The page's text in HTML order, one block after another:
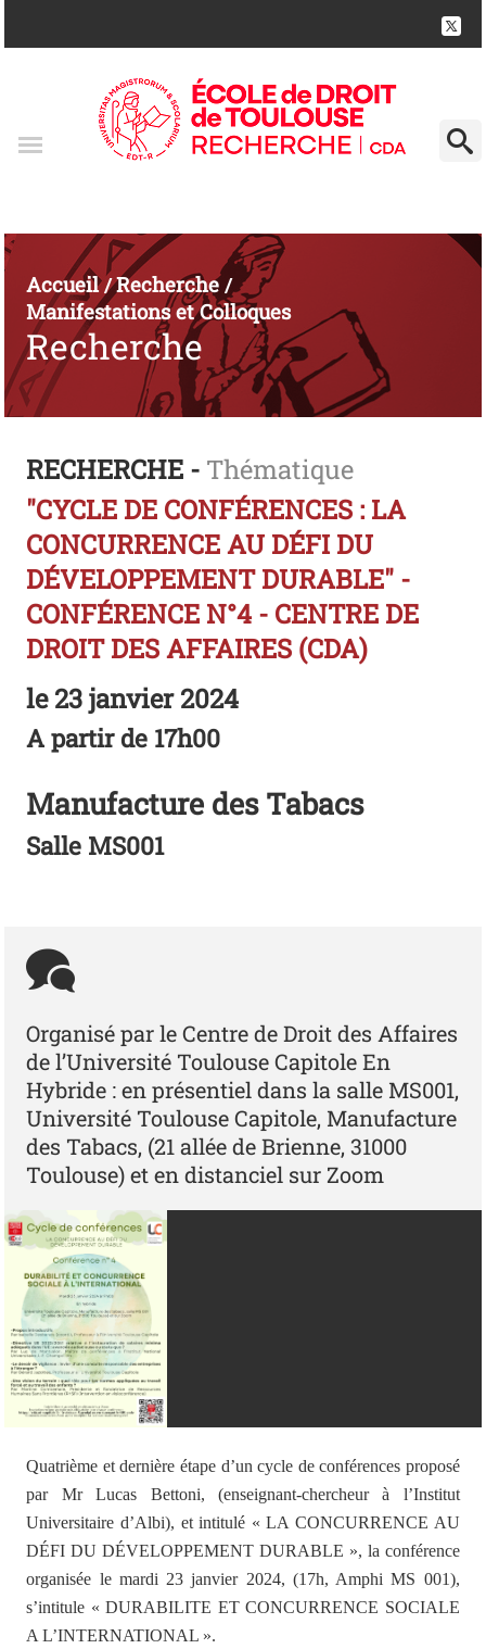
Accueil/Recherche/
Manifestations et Colloques
Recherche
RECHERCHE - Thématique
"CYCLE DE CONFÉRENCES : LA
CONCURRENCE AU DÉFI DU
DÉVELOPPEMENT DURABLE" -
CONFÉRENCE N°4 - CENTRE DE
DROIT DES AFFAIRES (CDA)
le23 janvier 2024
A partir de 17h00
Manufacture des Tabacs
Salle MS001
Organisé par le Centre de Droit des Affaires
de l’Université Toulouse Capitole En
Hybride : en présentiel dans la salle MS001,
Université Toulouse Capitole, Manufacture
des Tabacs, (21 allée de Brienne, 31000
Toulouse) et en distanciel sur Zoom
Quatrième et dernière étape d’un cycle de conférences proposé
par Mr Lucas Bettoni, (enseignant-chercheur à l’Institut
Universitaire d’Albi), et intitulé « LA CONCURRENCE AU
DÉFI DU DÉVELOPPEMENT DURABLE », la conférence
organisée le mardi 23 janvier 2024, (17h, Amphi MS 001),
s’intitule « DURABILITE ET CONCURRENCE SOCIALE
A L’INTERNATIONAL ».